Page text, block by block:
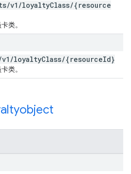
/v1 /loyaltyClass/{resource
类。
v1 /loyaltyClass/{resourceId}
类。